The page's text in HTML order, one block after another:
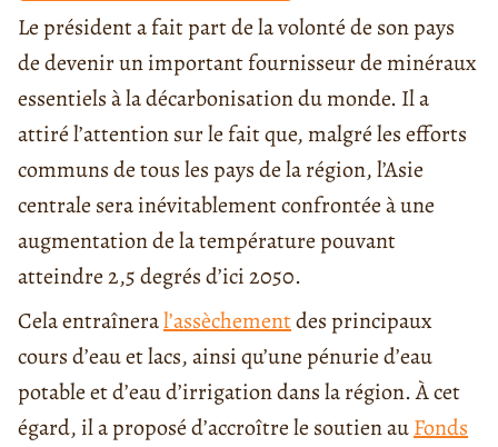
Le président a fait part de la volonté de son pays
de devenir un important fournisseur de minéraux
essentiels à la décarbonisation du monde. Il a
attiré l’attention sur le fait que, malgré les efforts
communs de tous les pays de la région, l’Asie
centrale sera inévitablement confrontée à une
augmentation de la température pouvant
atteindre 2,5 degrés d’ici 2050.
Cela entraîneral’assèchementdes principaux
cours d’eau et lacs, ainsi qu’une pénurie d’eau
potable et d’eau d’irrigation dans la région. À cet
égard, il a proposé d’accroître le soutien auFonds